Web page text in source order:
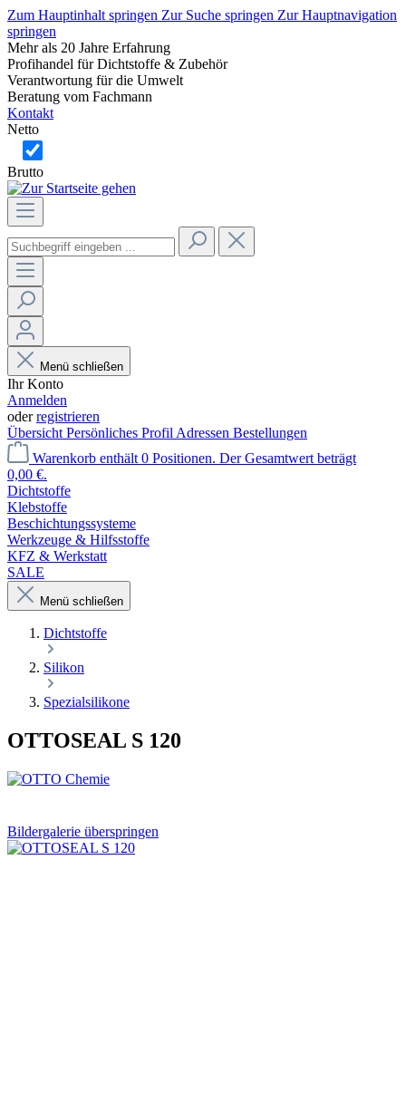
Zum Hauptinhalt springen Zur Suche springen Zur Hauptnavigation
springen
Mehr als 20 Jahre Erfahrung
Profihandel für Dichtstoffe & Zubehör
Verantwortung für die Umwelt
Beratung vom Fachmann
Kontakt
Netto
Brutto
Menü schließen
Ihr Konto
Anmelden
oderregistrieren
Übersicht Persönliches Profil Adressen Bestellungen
Warenkorb enthält 0 Positionen. Der Gesamtwert beträgt
0,00 €.
Dichtstoffe
Klebstoffe
Beschichtungssysteme
Werkzeuge & Hilfsstoffe
KFZ & Werkstatt
SALE
Menü schließen
Dichtstoffe
Silikon
Spezialsilikone
OTTOSEAL S 120
Bildergalerie überspringen